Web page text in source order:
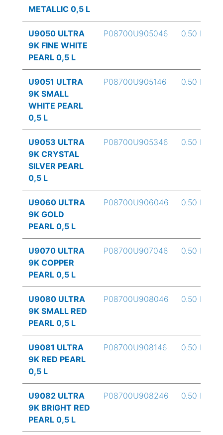
METALLIC 0,5 L
U9050 ULTRA
9K FINE WHITE
PEARL 0,5 L
P08700U905046 0.50 L
U9051 ULTRA
9K SMALL
WHITE PEARL
0,5 L
P08700U905146 0.50 L
U9053 ULTRA
9K CRYSTAL
SILVER PEARL
0,5 L
P08700U905346 0.50 L
U9060 ULTRA
9K GOLD
PEARL 0,5 L
P08700U906046 0.50 L
U9070 ULTRA
9K COPPER
PEARL 0,5 L
P08700U907046 0.50 L
U9080 ULTRA
9K SMALL RED
PEARL 0,5 L
P08700U908046 0.50 L
U9081 ULTRA
9K RED PEARL
0,5 L
P08700U908146 0.50 L
U9082 ULTRA
9K BRIGHT RED
PEARL 0,5 L
P08700U908246 0.50 L